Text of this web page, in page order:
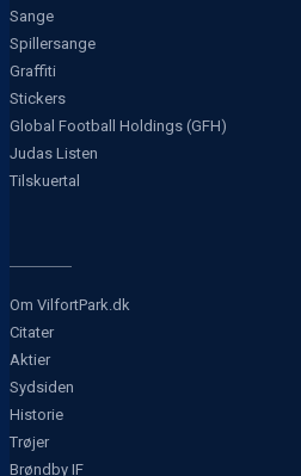
Sange
Spillersange
Graffiti
Stickers
Global Football Holdings (GFH)
Judas Listen
Tilskuertal
Om VilfortPark.dk
Citater
Aktier
Sydsiden
Historie
Trøjer
Brøndby IF